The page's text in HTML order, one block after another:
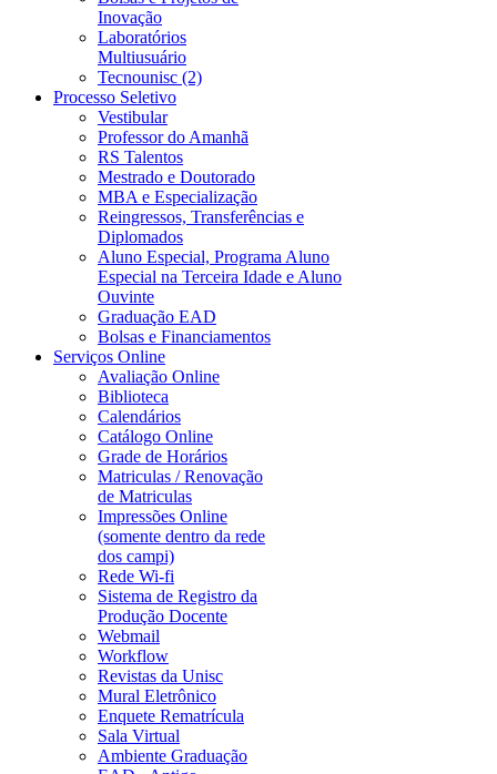
Inovação
Laboratórios
Multiusuário
Tecnounisc (2)
Processo Seletivo
Vestibular
Professor do Amanhã
RS Talentos
Mestrado e Doutorado
MBA e Especialização
Reingressos, Transferências e
Diplomados
Aluno Especial, Programa Aluno
Especial na Terceira Idade e Aluno
Ouvinte
Graduação EAD
Bolsas e Financiamentos
Serviços Online
Avaliação Online
Biblioteca
Calendários
Catálogo Online
Grade de Horários
Matriculas / Renovação
de Matriculas
Impressões Online
(somente dentro da rede
dos campi)
Rede Wi-fi
Sistema de Registro da
Produção Docente
Webmail
Workflow
Revistas da Unisc
Mural Eletrônico
Enquete Rematrícula
Sala Virtual
Ambiente Graduação